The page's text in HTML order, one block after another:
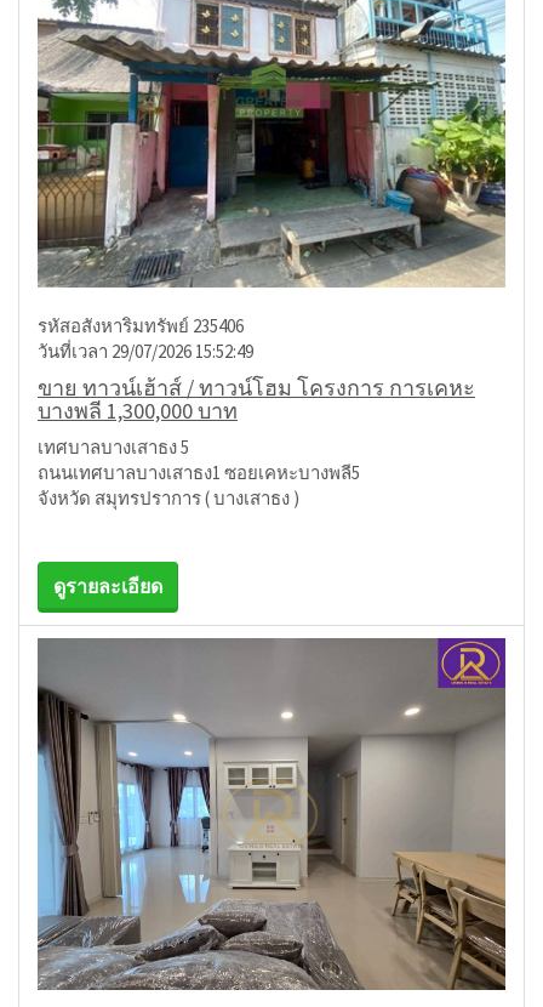
รหัสอสังหาริมทรัพย์ 235406
วันที่เวลา 29/07/2026 15:52:49
ขาย ทาวน์เฮ้าส์ / ทาวน์โฮม โครงการ การเคหะ
บางพลี 1,300,000 บาท
เทศบาลบางเสาธง 5
ถนนเทศบาลบางเสาธง1 ซอยเคหะบางพลี5
จังหวัด สมุทรปราการ ( บางเสาธง )
ดูรายละเอียด